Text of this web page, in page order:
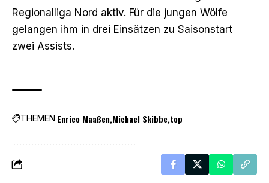
Regionalliga Nord aktiv. Für die jungen Wölfe
gelangen ihm in drei Einsätzen zu Saisonstart
zwei Assists.
THEMEN Enrico Maaßen Michael Skibbe top